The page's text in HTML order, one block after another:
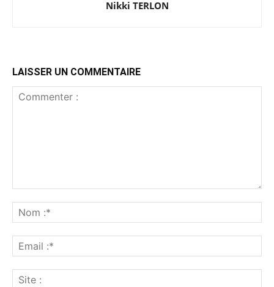
Nikki TERLON
LAISSER UN COMMENTAIRE